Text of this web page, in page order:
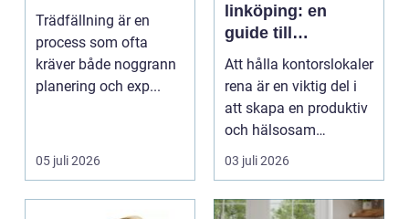
Trädfällning är en
process som ofta
kräver både noggrann
planering och exp...
05 juli 2026
linköping: en
guide till
professionell
städning
Att hålla kontorslokaler
rena är en viktig del i
att skapa en produktiv
och hälsosam
arbetsmiljö. En...
03 juli 2026